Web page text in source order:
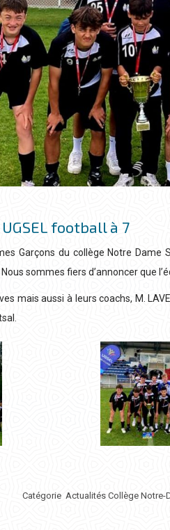
football à 7
Garçons du collège Notre
sommes fiers d’annoncer que
mais aussi à leurs coachs, M.
CatégorieActualités Collège Notre-